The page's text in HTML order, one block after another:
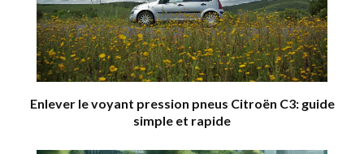
Enlever le voyant pression pneus Citroën C3: guide
simple et rapide